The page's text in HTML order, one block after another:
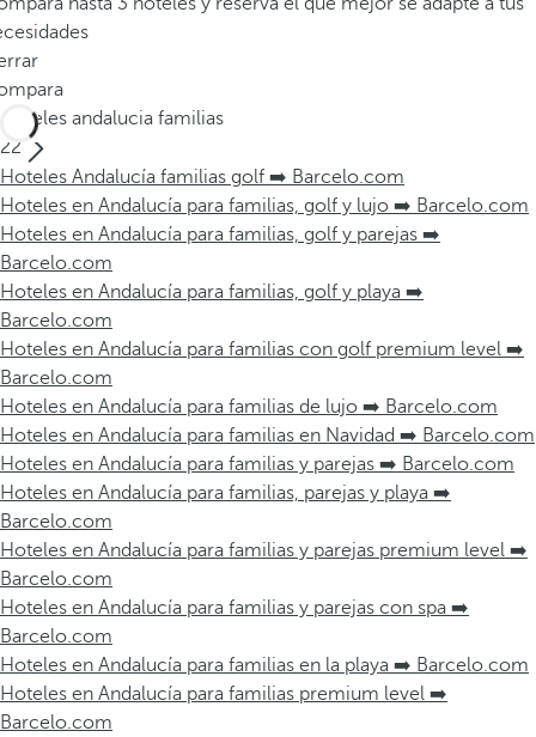
Hoteles andalucia familias
22
Hoteles Andalucía familias golf ➡️ Barcelo.com
Hoteles en Andalucía para familias, golf y lujo ➡️ Barcelo.com
Hoteles en Andalucía para familias, golf y parejas ➡️
Barcelo.com
Hoteles en Andalucía para familias, golf y playa ➡️
Barcelo.com
Hoteles en Andalucía para familias con golf premium level ➡️
Barcelo.com
Hoteles en Andalucía para familias de lujo ➡️ Barcelo.com
Hoteles en Andalucía para familias en Navidad ➡️ Barcelo.com
Hoteles en Andalucía para familias y parejas ➡️ Barcelo.com
Hoteles en Andalucía para familias, parejas y playa ➡️
Barcelo.com
Hoteles en Andalucía para familias y parejas premium level ➡️
Barcelo.com
Hoteles en Andalucía para familias y parejas con spa ➡️
Barcelo.com
Hoteles en Andalucía para familias en la playa ➡️ Barcelo.com
Hoteles en Andalucía para familias premium level ➡️
Barcelo.com